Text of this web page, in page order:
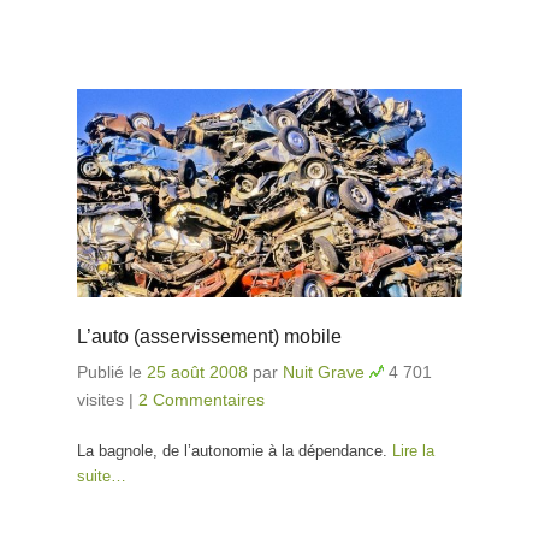
L’auto (asservissement) mobile
Publié le 25 août 2008 par Nuit Grave
4 701
visites | 2 Commentaires
La bagnole, de l’autonomie à la dépendance.
Lire la
suite…